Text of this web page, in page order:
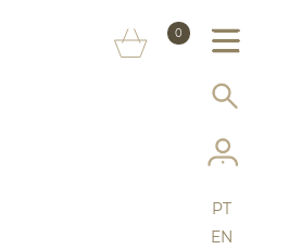
0
AO CONSUMIDOR
SERVIÇOS
MAIS CONTRASTARIA
PT
EN